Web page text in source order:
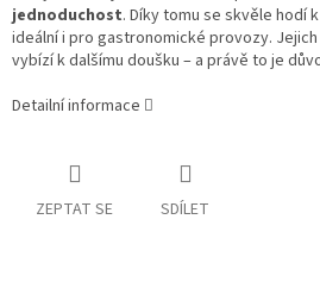
jednoduchost. Díky tomu se skvěle hodí
ideální i pro gastronomické provozy.
vybízí k dalšímu doušku – a právě to je
Detailní informace
ZEPTAT SE SDÍLET